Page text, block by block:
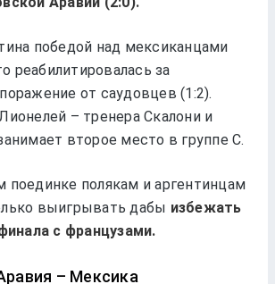
победой над мексиканцами
реабилитировалась за
от саудовцев (1:2).
– тренера Скалони и
второе место в группе С.
поединке полякам и аргентинцам
выигрывать дабы избежать
с французами.
– Мексика